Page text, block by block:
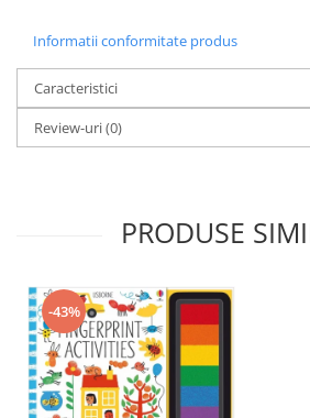
Informatii conformitate produs
Caracteristici
Review-uri(0)
PRODUSE
-43%